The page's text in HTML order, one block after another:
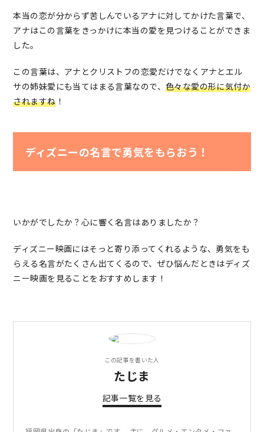
本当の恋が分からず苦しんでいるアナに対してかけた言葉で、
アナはこの言葉をきっかけに本当の愛を見つけることができま
した。
この言葉は、アナとクリストフの恋愛だけでなくアナとエル
サの姉妹愛にも当てはまる言葉なので、 色々な愛の形に気付か
されますね！
ディズニーの名言で勇気をもらおう！
いかがでしたか？心に響く名言はありましたか？
ディズニー映画にはそっと寄り添ってくれるような、勇気をも
らえる名言がたくさん出てくるので、ぜひ悩んだときはディズ
ニー映画を見ることをおすすめします！
この記事を書いた人
たじま
記事一覧を見る